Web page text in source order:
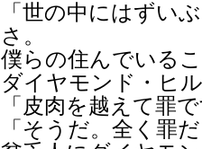
「世の中にはずい
さ。
僕らの住んでいる
ダイヤモンド・ヒ
「皮肉を越えて罪
「そうだ。全く罪